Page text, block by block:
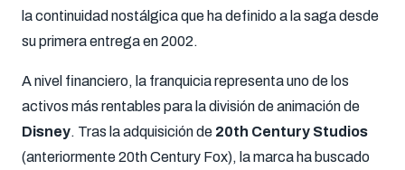
la continuidad nostálgica que ha definido a la saga desde
su primera entrega en 2002.
A nivel financiero, la franquicia representa uno de los
activos más rentables para la división de animación de
Disney. Tras la adquisición de 20th Century Studios
(anteriormente 20th Century Fox), la marca ha buscado